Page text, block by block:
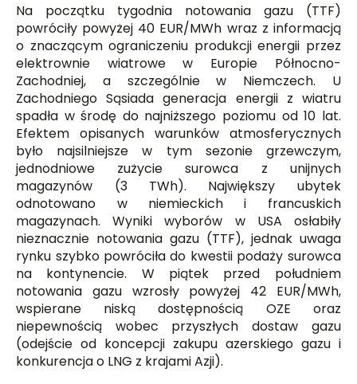
Na początku tygodnia notowania gazu (TTF)
powróciły powyżej 40 EUR/MWh wraz z informacją
o znaczącym ograniczeniu produkcji energii przez
elektrownie wiatrowe w Europie Północno-
Zachodniej, a szczególnie w Niemczech. U
Zachodniego Sąsiada generacja energii z wiatru
spadła w środę do najniższego poziomu od 10 lat.
Efektem opisanych warunków atmosferycznych
było najsilniejsze w tym sezonie grzewczym,
jednodniowe zużycie surowca z unijnych
magazynów (3 TWh). Największy ubytek
odnotowano w niemieckich i francuskich
magazynach. Wyniki wyborów w USA osłabiły
nieznacznie notowania gazu (TTF), jednak uwaga
rynku szybko powróciła do kwestii podaży surowca
na kontynencie. W piątek przed południem
notowania gazu wzrosły powyżej 42 EUR/MWh,
wspierane niską dostępnością OZE oraz
niepewnością wobec przyszłych dostaw gazu
(odejście od koncepcji zakupu azerskiego gazu i
konkurencja o LNG z krajami Azji).